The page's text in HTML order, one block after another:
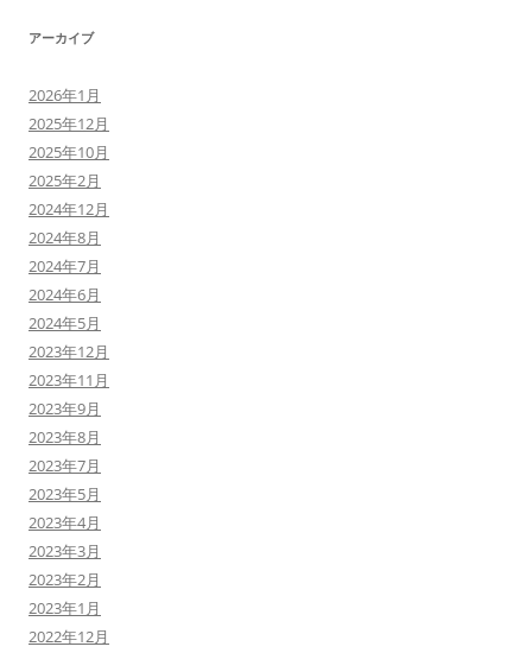
アーカイブ
2026年1月
2025年12月
2025年10月
2025年2月
2024年12月
2024年8月
2024年7月
2024年6月
2024年5月
2023年12月
2023年11月
2023年9月
2023年8月
2023年7月
2023年5月
2023年4月
2023年3月
2023年2月
2023年1月
2022年12月